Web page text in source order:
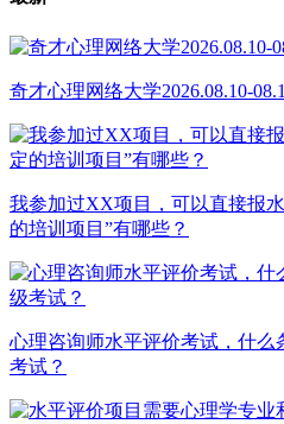
奇才心理网络大学2026.08.10-
我参加过XX项目，可以直接报
的培训项目”有哪些？
心理咨询师水平评价考试，什
考试？